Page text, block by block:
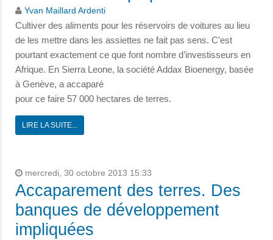
Yvan Maillard Ardenti
Cultiver des aliments pour les réservoirs de voitures au lieu
de les mettre dans les assiettes ne fait pas sens. C’est
pourtant exactement ce que font nombre d’investisseurs en
Afrique. En Sierra Leone, la société Addax Bioenergy, basée
à Genève, a accaparé
pour ce faire 57 000 hectares de terres.
LIRE LA SUITE...
mercredi, 30 octobre 2013 15:33
Accaparement des terres. Des
banques de développement
impliquées